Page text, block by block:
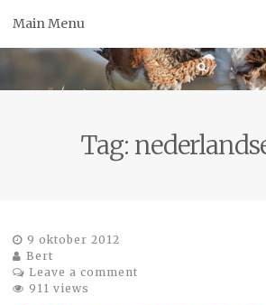
Main Menu
Tag:
9 oktober 2012
Bert
Leave a comment
911 views